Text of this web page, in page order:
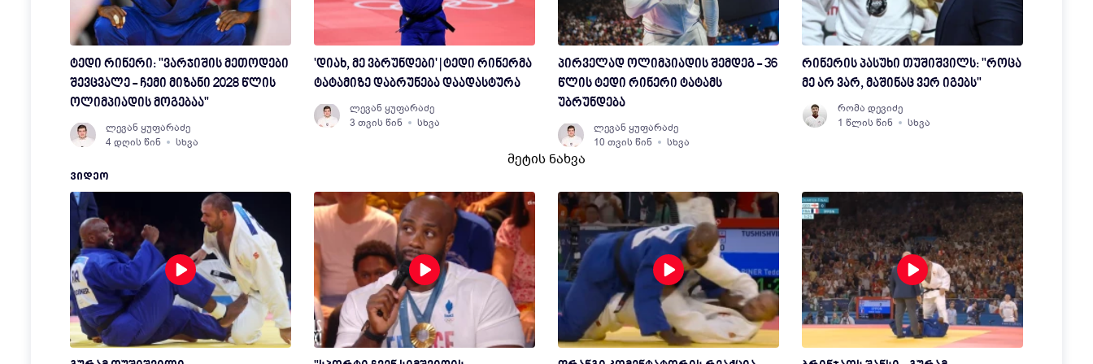
ტედი რინერი: "ვარჯიშის მეთოდები
შევცვალე - ჩემი მიზანი 2028 წლის
ოლიმპიადის მოგებაა"
ლევან ყუფარაძე
4 დღის წინ
სხვა
'დიახ, მე ვბრუნდები' | ტედი რინერმა
ტატამიზე დაბრუნება დაადასტურა
ლევან ყუფარაძე
3 თვის წინ
სხვა
პირველად ოლიმპიადის შემდეგ - 36
წლის ტედი რინერი ტატამს
უბრუნდება
ლევან ყუფარაძე
10 თვის წინ
სხვა
რინერის პასუხი თუშიშვილს: "როცა
მე არ ვარ, მაშინაც ვერ იგებს"
რომა დევიძე
1 წლის წინ
სხვა
მეტის ნახვა
ᲕᲘᲓᲔᲝ